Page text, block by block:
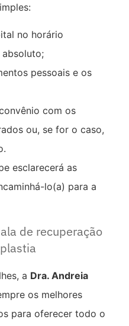
no horário
pessoais e os
com os
ou, se for o caso,
esclarecerá as
lo(a) para a
de recuperação
a Dra. Andreia
os melhores
para oferecer todo o